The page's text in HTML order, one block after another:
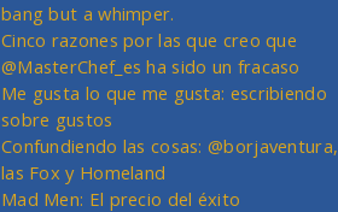
bang but a whimper.
Cinco razones por las que creo que
@MasterChef_es ha sido un fracaso
Me gusta lo que me gusta: escribiendo
sobre gustos
Confundiendo las cosas: @borjaventura,
las Fox y Homeland
Mad Men: El precio del éxito